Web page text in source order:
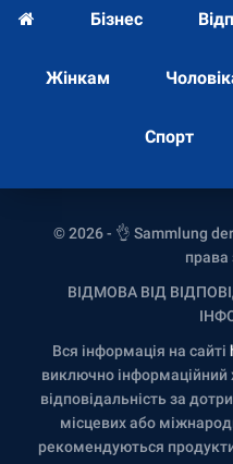
Бізнес
Жінкам
Спорт
© 2026 - 👌 Sammlung
права
ВІДМОВА ВІД
Вся інформація на сайті
виключно інформаційний
відповідальність за
місцевих або
рекомендуються